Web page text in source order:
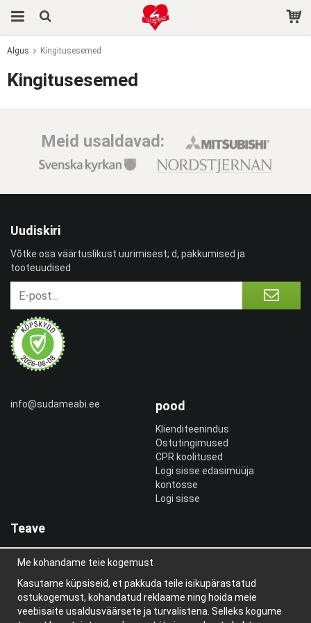
Algus Kingitusesemed
Kingitusesemed
Meid usaldavad:
info@sudameabi.ee pood
Klienditeenindus
Ostutingimused
CPR koolitused
Logi sisse edasimüüja
kontosse
Logi sisse
Teave
Meist
uudiskiri
Teave küpsiste kohta
Blogi
Uudiskiri
Võtke osa väärtuslikust uurimisest; d, pakkumised ja
tooteuudised
Me kohandame teie kogemust
Kasutame küpsiseid, et pakkuda teile isikupärastatud
ostukogemust, kohandatud reklaame ning hoida meie
veebisaite usaldusväärsete ja turvalistena. Selleks kogume